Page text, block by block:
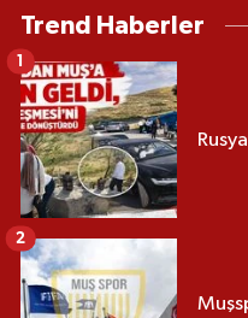
Trend Haberler
1
2